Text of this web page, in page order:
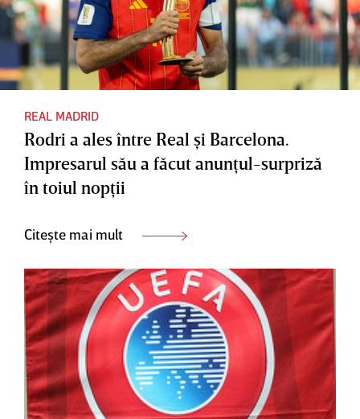
REAL MADRID
Rodri a ales între Real şi Barcelona.
Impresarul său a făcut anunţul-surpriză
în toiul nopţii
Citește mai mult